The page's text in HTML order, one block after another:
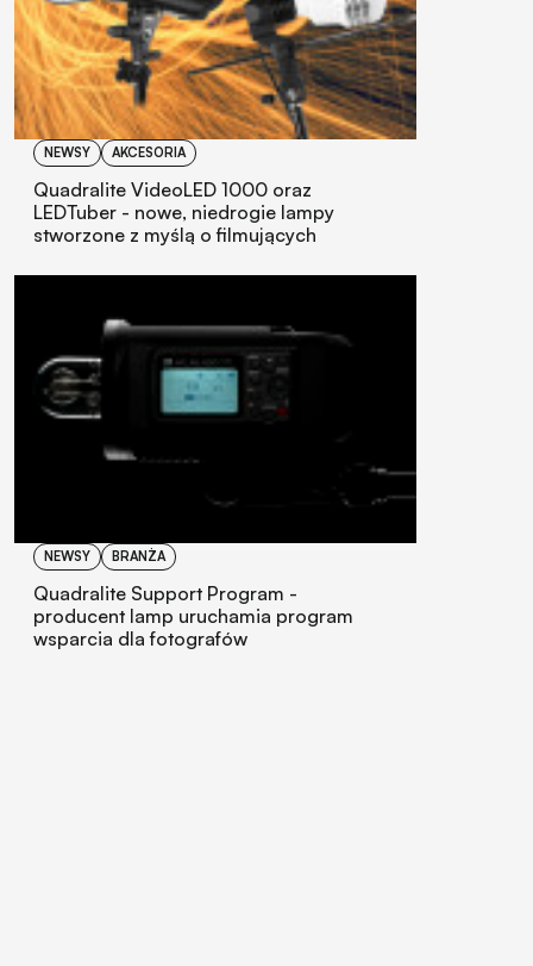
NEWSY AKCESORIA
Quadralite VideoLED 1000 oraz
LEDTuber - nowe, niedrogie lampy
stworzone z myślą o filmujących
NEWSY BRANŻA
Quadralite Support Program -
producent lamp uruchamia program
wsparcia dla fotografów